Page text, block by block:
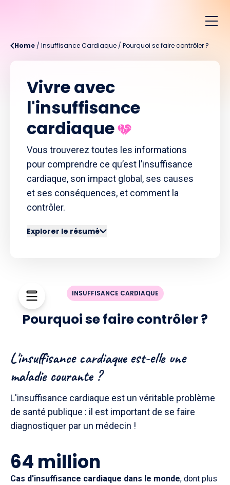
Home / Insuffisance Cardiaque / Pourquoi se faire contrôler ?
Vivre avec
l'insuffisance
cardiaque
Vous trouverez toutes les informations
pour comprendre ce qu’est l’insuffisance
cardiaque, son impact global, ses causes
et ses conséquences, et comment la
contrôler.
Explorer le résumé
INSUFFISANCE CARDIAQUE
Pourquoi se faire contrôler ?
L'insuffisance cardiaque est-elle une
maladie courante ?
L'insuffisance cardiaque est un véritable problème
de santé publique : il est important de se faire
diagnostiquer par un médecin !
64 million
Cas d'insuffisance cardiaque dans le monde, dont plus